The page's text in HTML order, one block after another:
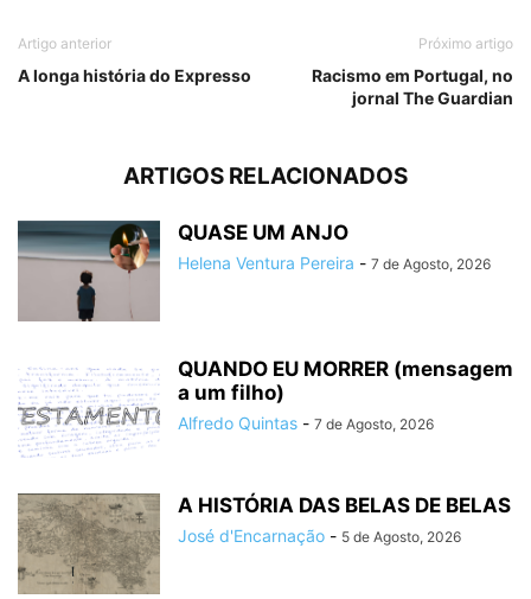
Artigo anterior
A longa história do Expresso
Próximo artigo
Racismo em Portugal, no
jornal The Guardian
ARTIGOS RELACIONADOS
QUASE UM ANJO
Helena Ventura Pereira - 7 de Agosto, 2026
QUANDO EU MORRER (mensagem
a um filho)
Alfredo Quintas - 7 de Agosto, 2026
A HISTÓRIA DAS BELAS DE BELAS
José d'Encarnação - 5 de Agosto, 2026